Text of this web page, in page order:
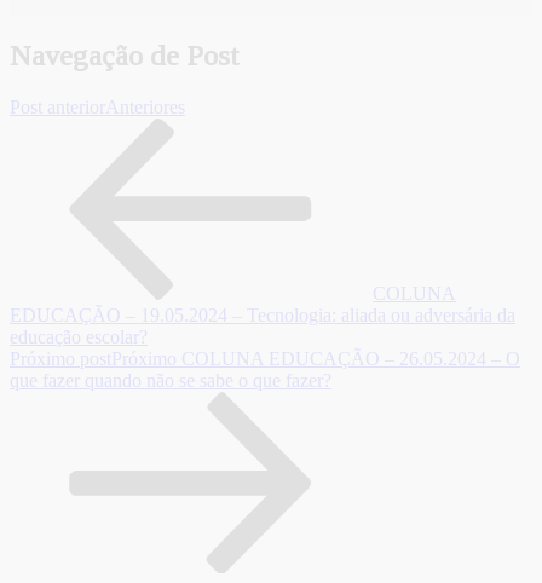
Navegação de Post
Post anterior Anteriores
COLUNA
EDUCAÇÃO – 19.05.2024 – Tecnologia: aliada ou adversária da
educação escolar?
Próximo post Próximo COLUNA EDUCAÇÃO – 26.05.2024 – O
que fazer quando não se sabe o que fazer?